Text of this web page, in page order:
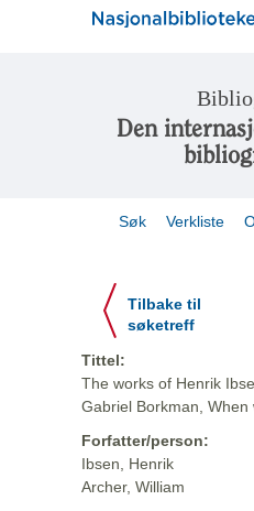
Den
Søk Verkliste
Tilbake til
søketreff
Tittel:
The works of Henrik
Gabriel Borkman, When
Forfatter/person:
Ibsen, Henrik
Archer, William